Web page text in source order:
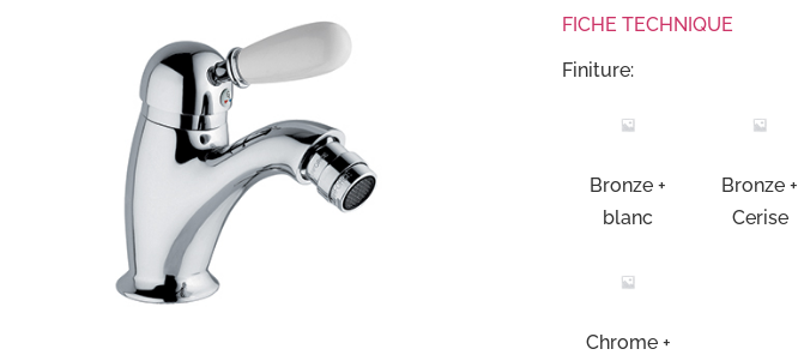
FICHE TECHNIQUE
Finiture:
Bronze +
blanc
Bronze +
Cerise
Chrome +